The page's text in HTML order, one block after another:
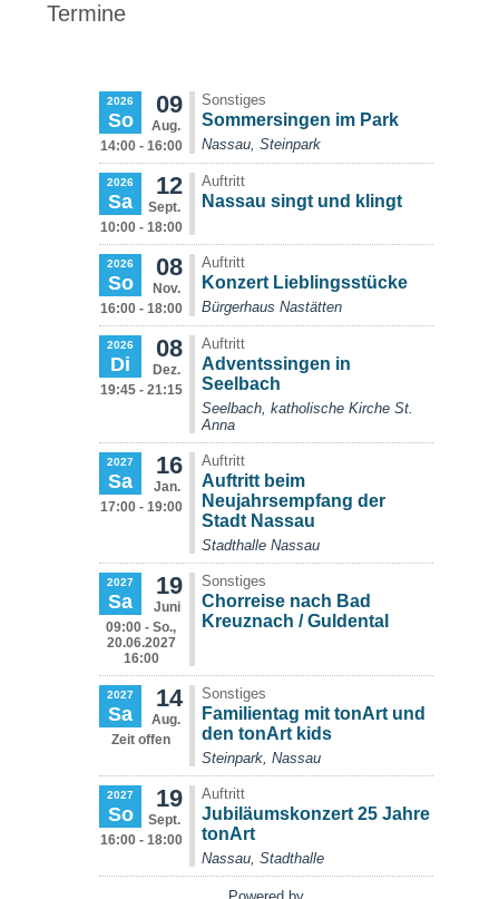
Termine